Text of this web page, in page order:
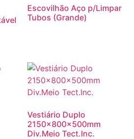
Escovilhão Aço p/Limpar
Tubos (Grande)
Vestiário Duplo
2150x800x500mm
Div.Meio Tect.Inc.